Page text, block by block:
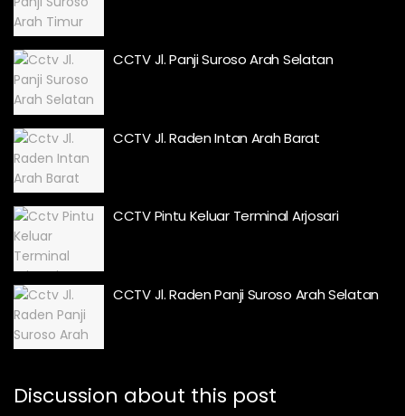
CCTV Jl. Panji Suroso Arah Selatan
CCTV Jl. Raden Intan Arah Barat
CCTV Pintu Keluar Terminal Arjosari
CCTV Jl. Raden Panji Suroso Arah Selatan
Discussion about this post